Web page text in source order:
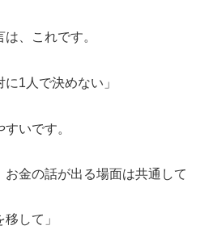
、これです。
1人で決めない」
いです。
金の話が出る場面は共通して
して」